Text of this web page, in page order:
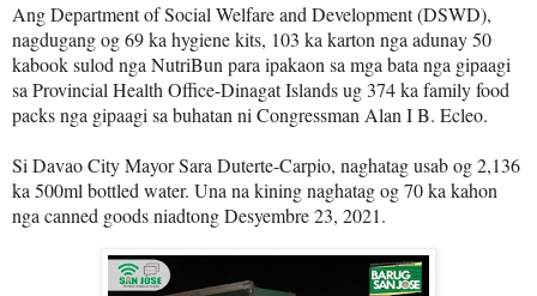
Ang Department of Social Welfare and Development (DSWD),
nagdugang og 69 ka hygiene kits, 103 ka karton nga adunay 50
kabook sulod nga NutriBun para ipakaon sa mga bata nga gipaagi
sa Provincial Health Office-Dinagat Islands ug 374 ka family food
packs nga gipaagi sa buhatan ni Congressman Alan I B. Ecleo.
Si Davao City Mayor Sara Duterte-Carpio, naghatag usab og 2,136
ka 500ml bottled water. Una na kining naghatag og 70 ka kahon
nga canned goods niadtong Desyembre 23, 2021.